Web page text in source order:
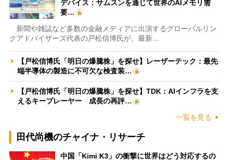
デバイス：サムスンを通じて世界のAIメモリ需
要…
新聞や雑誌など多数の金融メディアに出演するグローバルリン
クアドバイザーズ代表の戸松信博氏が、最新…
【戸松信博氏「明日の爆騰株」を探せ】レーザーテック：最先
端半導体の製造に不可欠な検査装…
【戸松信博氏「明日の爆騰株」を探せ】TDK：AIインフラを支
えるキープレーヤー 成長の再評…
一覧を見る
田代尚機のチャイナ・リサーチ
中国「Kimi K3」の衝撃に世界はどう対応するの